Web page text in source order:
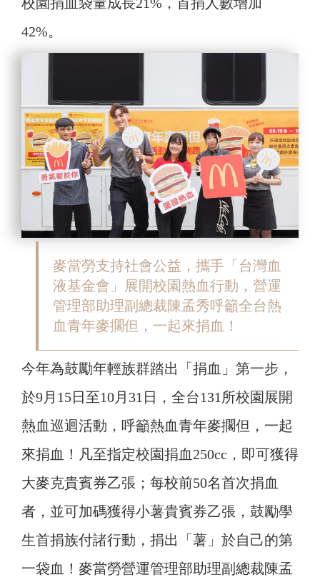
42%。
麥當勞支持社會公益，攜手「台灣血
液基金會」展開校園熱血行動，營運
管理部助理副總裁陳孟秀呼籲全台熱
血青年麥擱但，一起來捐血！
今年為鼓勵年輕族群踏出「捐血」第一步，
於9月15日至10月31日，全台131所校園展開
熱血巡迴活動，呼籲熱血青年麥擱但，一起
來捐血！凡至指定校園捐血250cc，即可獲得
大麥克貴賓券乙張；每校前50名首次捐血
者，並可加碼獲得小薯貴賓券乙張，鼓勵學
生首捐族付諸行動，捐出「薯」於自己的第
一袋血！麥當勞營運管理部助理副總裁陳孟